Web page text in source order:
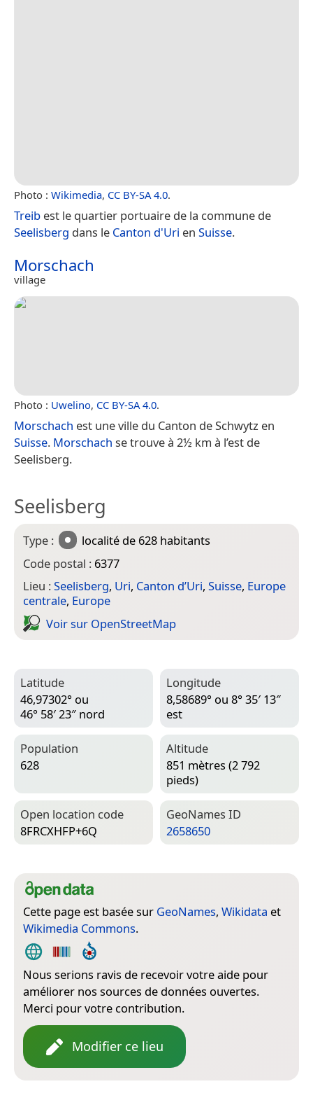
Photo : Wikimedia, CC BY-SA 4.0.
Treib est le quartier portuaire de la commune de
Seelisberg dans le Canton d'Uri en Suisse.
Morschach
village
Photo : Uwelino, CC BY-SA 4.0.
Morschach est une ville du Canton de Schwytz en
Suisse. Morschach se trouve à 2½ km à l’est de
Seelisberg.
Seelisberg
Type : localité de 628 habitants
Code postal : 6377
Lieu :Seelisberg, Uri, Canton d’Uri, Suisse, Europe
centrale, Europe
Voir sur Open­Street­Map
Latitude
46,97302° ou
46° 58′ 23″ nord
Longitude
8,58689° ou 8° 35′ 13″
est
Population
628
Altitude
851 mètres (2 792
pieds)
Open location code
8FRCXHFP+6Q
Geo­Names ID
2658650
Cette page est basée sur GeoNames, Wikidata et
Wikimedia Commons.
Nous serions ravis de recevoir votre aide pour
améliorer nos sources de données ouvertes.
Merci pour votre contribution.
Modifier ce lieu